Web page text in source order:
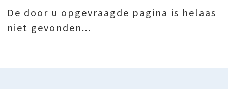
De door u opgevraagde pagina is helaas
niet gevonden...